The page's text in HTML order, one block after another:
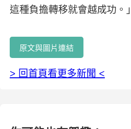
這種負擔轉移就會越成功。」
原文與圖片連結
> 回首頁看更多新聞 <